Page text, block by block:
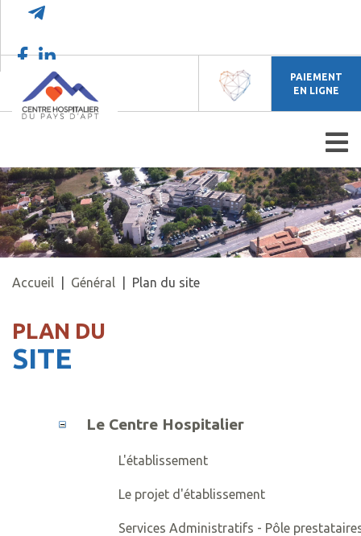
PAIEMENT
EN LIGNE
Accueil Général | Plan du site
PLAN DU
SITE
Le Centre Hospitalier
L'établissement
Le projet d'établissement
Services Administratifs - Pôle